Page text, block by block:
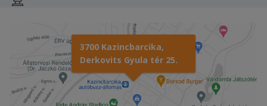
3700 Kazincbarcika,
Derkovits Gyula tér 25.